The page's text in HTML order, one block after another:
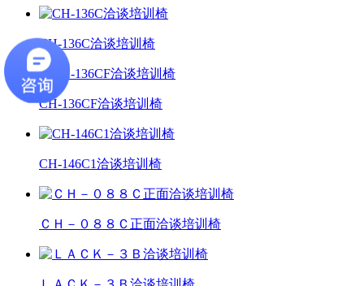
CH-136C洽谈培训椅
CH-136CF洽谈培训椅
CH-146C1洽谈培训椅
ＣＨ－０８８Ｃ正面洽谈培训椅